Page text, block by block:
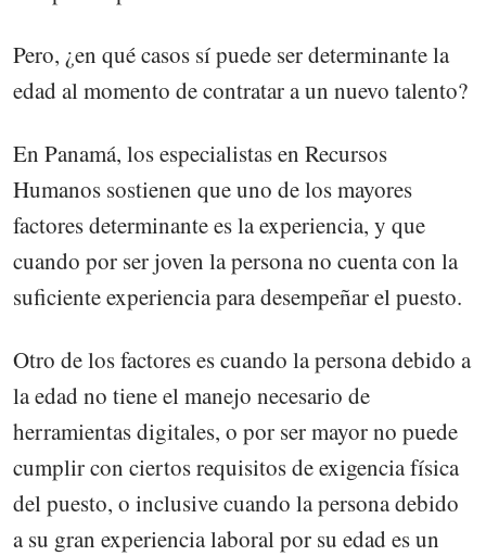
Pero, ¿en qué casos sí puede ser determinante la
edad al momento de contratar a un nuevo talento?
En Panamá, los especialistas en Recursos
Humanos sostienen que uno de los mayores
factores determinante es la experiencia, y que
cuando por ser joven la persona no cuenta con la
suficiente experiencia para desempeñar el puesto.
Otro de los factores es cuando la persona debido a
la edad no tiene el manejo necesario de
herramientas digitales, o por ser mayor no puede
cumplir con ciertos requisitos de exigencia física
del puesto, o inclusive cuando la persona debido
a su gran experiencia laboral por su edad es un